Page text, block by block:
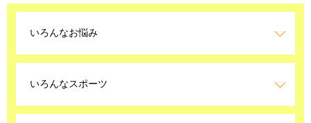
いろんなお悩み
いろんなスポーツ